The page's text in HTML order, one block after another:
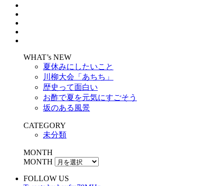
WHAT’s NEW
夏休みにしたいこと
川柳大会「あちち」
歴史って面白い
お酢で夏を元気にすごそう
坂のある風景
CATEGORY
未分類
MONTH
MONTH
FOLLOW US